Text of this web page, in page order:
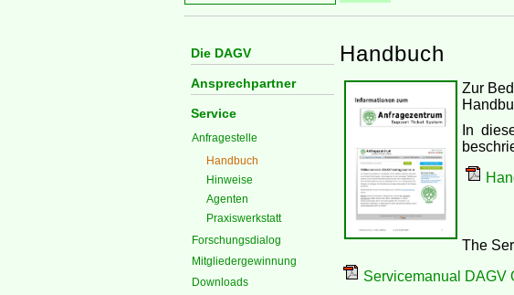
Die DAGV
Ansprechpartner
Service
Anfragestelle
Handbuch
Hinweise
Agenten
Praxiswerkstatt
Forschungsdialog
Mitgliedergewinnung
Downloads
Handbuch
Zur
In
The
Servicemanual DAGV